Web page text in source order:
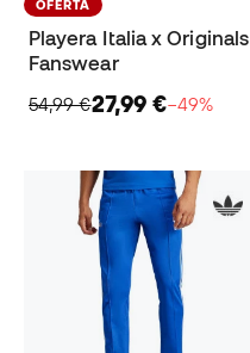
OFERTA
Playera Italia x Originals
Fanswear
54,99 €27,99 €−49%